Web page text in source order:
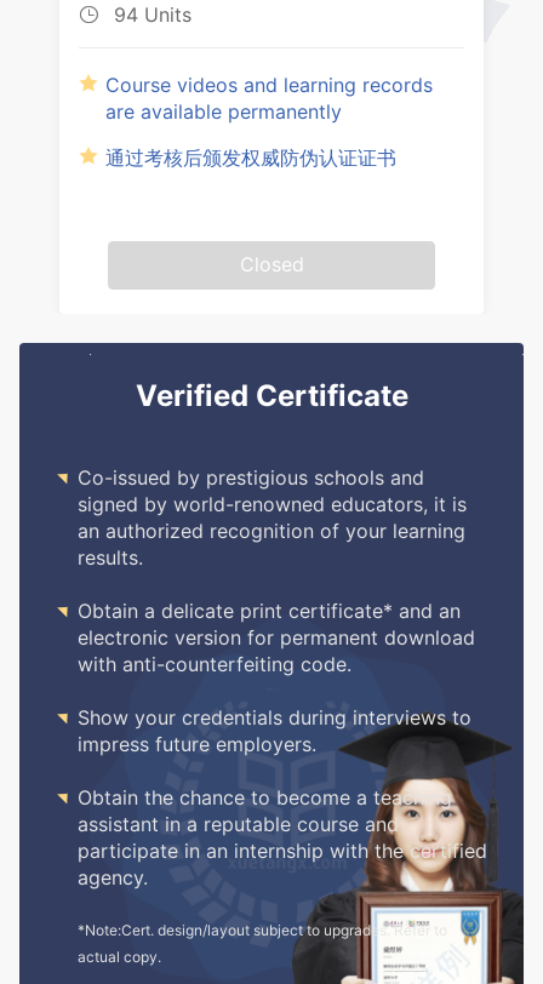
 94 Units
Course videos and learning records
are available permanently
通过考核后颁发权威防伪认证证书
Closed
Verified Certificate
 Co-issued by prestigious schools and
signed by world-renowned educators, it is
an authorized recognition of your learning
results.
 Obtain a delicate print certificate* and an
electronic version for permanent download
with anti-counterfeiting code.
 Show your credentials during interviews to
impress future employers.
 Obtain the chance to become a teaching
assistant in a reputable course and
participate in an internship with the certified
agency.
*Note:Cert. design/layout subject to upgrades. Refer to
actual copy.